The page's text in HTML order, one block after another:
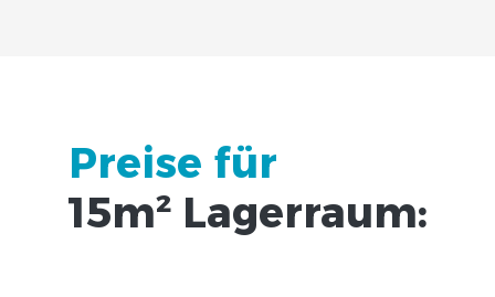
Preise für
15m² Lagerraum: